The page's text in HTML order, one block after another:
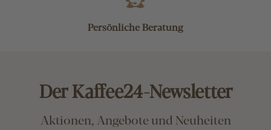
Persönliche Beratung
Der Kaffee24-Newsletter
Aktionen, Angebote und Neuheiten